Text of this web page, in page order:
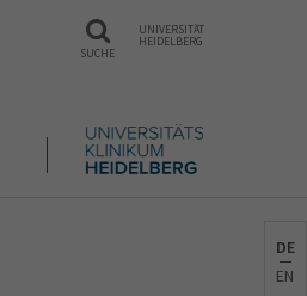
SUCHE
UNIVERSITÄT
HEIDELBERG
DE
EN